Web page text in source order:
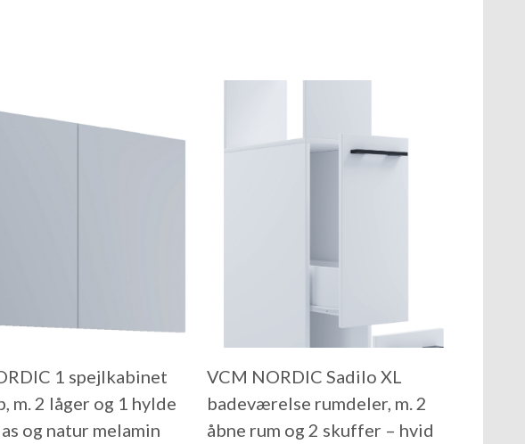
1 spejlkabinet
m. 2 låger og 1 hylde
og natur melamin
VCM NORDIC Sadilo XL
badeværelse rumdeler, m. 2
åbne rum og 2 skuffer – hvid